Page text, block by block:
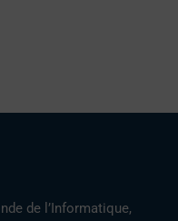
de l’Informatique,